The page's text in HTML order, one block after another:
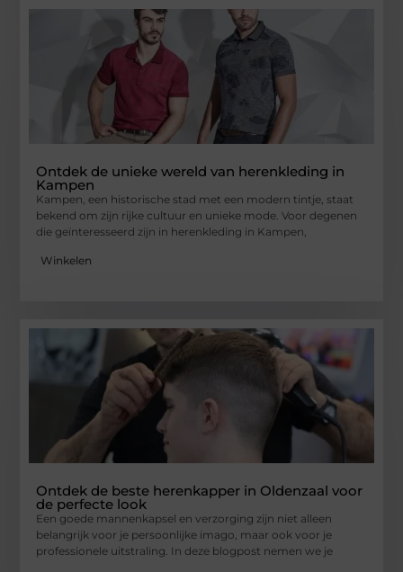
Ontdek de unieke wereld van herenkleding in
Kampen
Kampen, een historische stad met een modern tintje, staat
bekend om zijn rijke cultuur en unieke mode. Voor degenen
die geïnteresseerd zijn in herenkleding in Kampen,
Winkelen
Ontdek de beste herenkapper in Oldenzaal voor
de perfecte look
Een goede mannenkapsel en verzorging zijn niet alleen
belangrijk voor je persoonlijke imago, maar ook voor je
professionele uitstraling. In deze blogpost nemen we je